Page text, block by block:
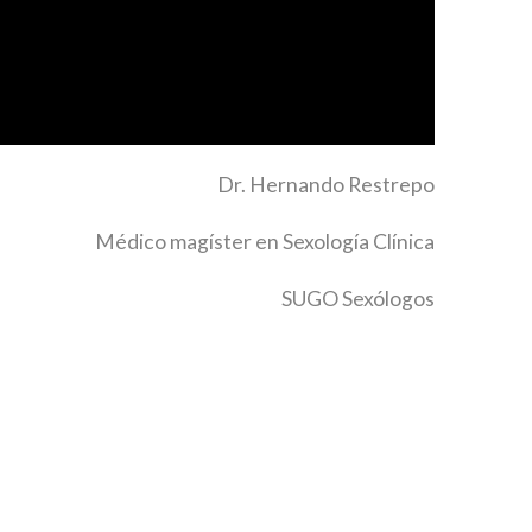
Dr. Hernando Restrepo
Médico magíster en Sexología Clínica
SUGO Sexólogos